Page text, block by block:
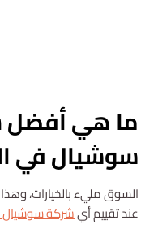
ما هي أفضل
سوشيال في
السوق مليء بالخيارات،
عند تقييم أيشركة سوشيال